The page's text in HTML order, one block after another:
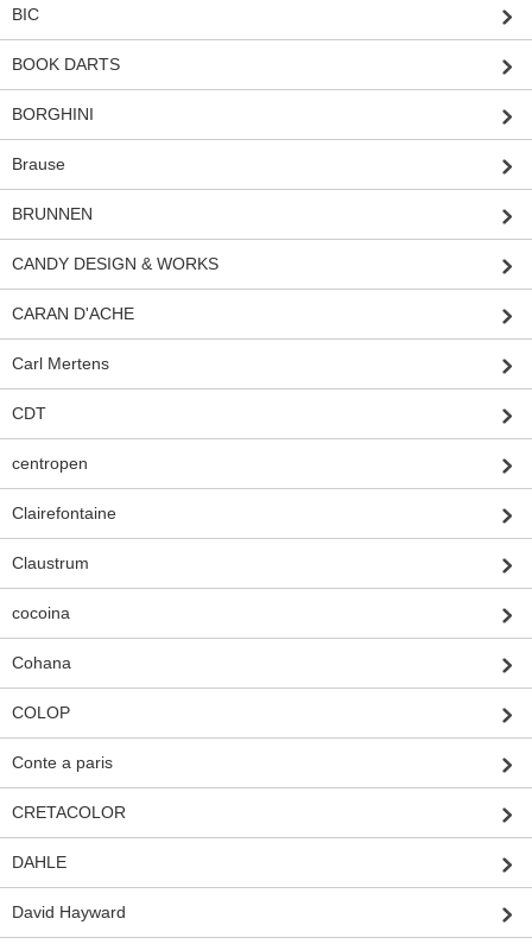
BIC
BOOK DARTS
BORGHINI
Brause
BRUNNEN
CANDY DESIGN & WORKS
CARAN D'ACHE
Carl Mertens
CDT
centropen
Clairefontaine
Claustrum
cocoina
Cohana
COLOP
Conte a paris
CRETACOLOR
DAHLE
David Hayward